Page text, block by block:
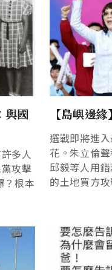
與國
多人
攻擊
？根本
【島嶼邊
選戰即將進
花。朱立倫
邱毅等人用
的土地買方